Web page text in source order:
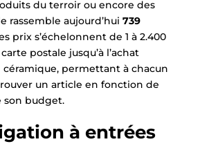
du terroir ou encore des
rassemble aujourd’hui 739
prix s’échelonnent de 1 à 2.400
postale jusqu’à l’achat
permettant à chacun
un article en fonction de
son budget.
à entrées